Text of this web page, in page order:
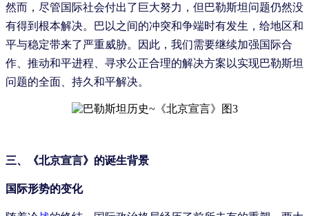
然而，尽管国际社会付出了巨大努力，但巴勒斯坦问题仍然没
有得到根本解决。巴以之间的冲突和争端时有发生，给地区和
平与稳定带来了严重威胁。因此，我们需要继续加强国际合
作、推动和平进程、寻求公正合理的解决方案以实现巴勒斯坦
问题的全面、持久和平解决。
三、《北京宣言》的诞生背景
国际形势的变化